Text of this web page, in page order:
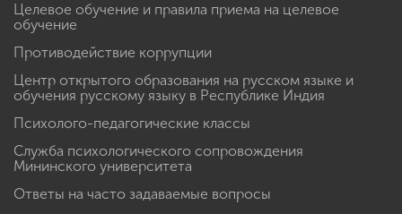
Целевое обучение и правила приема на целевое
обучение
Противодействие коррупции
Центр открытого образования на русском языке и
обучения русскому языку в Республике Индия
Психолого-педагогические классы
Служба психологического сопровождения
Мининского университета
Ответы на часто задаваемые вопросы